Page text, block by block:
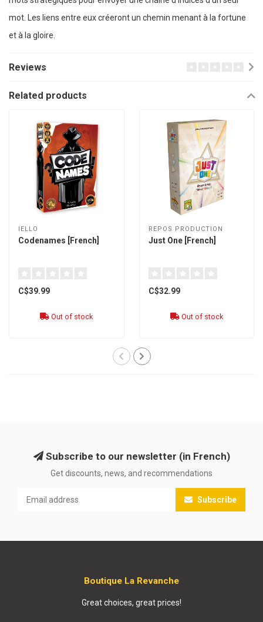
mot. Les liens entre eux créeront un chemin menant à la fortune
et à la gloire.
Reviews
Related products
IELLO
Codenames [French]
C$39.99
Out of stock
REPOS PRODUCTION
Just One [French]
C$32.99
Out of stock
Subscribe to our newsletter (in French)
Get discounts, news, and recommendations
Subscribe
Boutique La Revanche
Great choices, great prices!